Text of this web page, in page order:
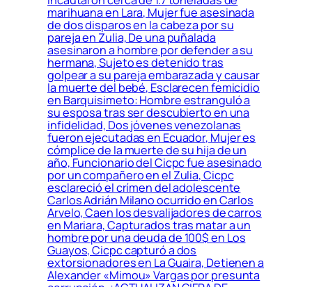
marihuana en Lara, Mujer fue asesinada
de dos disparos en la cabeza por su
pareja en Zulia, De una puñalada
asesinaron a hombre por defender a su
hermana, Sujeto es detenido tras
golpear a su pareja embarazada y causar
la muerte del bebé, Esclarecen femicidio
en Barquisimeto: Hombre estranguló a
su esposa tras ser descubierto en una
infidelidad, Dos jóvenes venezolanas
fueron ejecutadas en Ecuador, Mujer es
cómplice de la muerte de su hija de un
año, Funcionario del Cicpc fue asesinado
por un compañero en el Zulia, Cicpc
esclareció el crímen del adolescente
Carlos Adrián Milano ocurrido en Carlos
Arvelo, Caen los desvalijadores de carros
en Mariara, Capturados tras matar a un
hombre por una deuda de 100$ en Los
Guayos, Cicpc capturó a dos
extorsionadores en La Guaira, Detienen a
Alexander «Mimou» Vargas por presunta